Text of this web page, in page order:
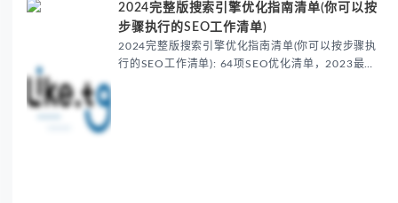
2024完整版搜索引擎优化指南清单(你可以按
步骤执行的SEO工作清单)
2024完整版搜索引擎优化指南清单(你可以按步骤执
行的SEO工作清单): 64项SEO优化清单，2023最完